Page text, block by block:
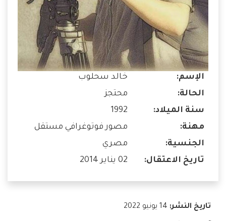
الإسم:
خالد سحلوب
الحالة:
محتجز
سنة الميلاد:
1992
مهنة:
مصور فوتوغرافي مستقل
الجنسية:
مصري
تاريخ الاعتقال:
02 يناير 2014
تاريخ النشر: